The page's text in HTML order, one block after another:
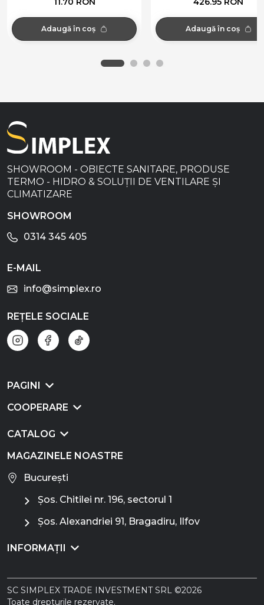
Adaugă în coș Adaugă în coș
SHOWROOM - OBIECTE SANITARE, PRODUSE
TERMO - HIDRO & SOLUȚII DE VENTILARE ȘI
CLIMATIZARE
SHOWROOM
0314 345 405
E-MAIL
info@simplex.ro
REȚELE SOCIALE
PAGINI
COOPERARE
CATALOG
MAGAZINELE NOASTRE
București
Șos. Chitilei nr. 196, sectorul 1
Șos. Alexandriei 91, Bragadiru, Ilfov
INFORMAȚII
SC SIMPLEX TRADE INVESTMENT SRL ©2026
Toate drepturile rezervate.